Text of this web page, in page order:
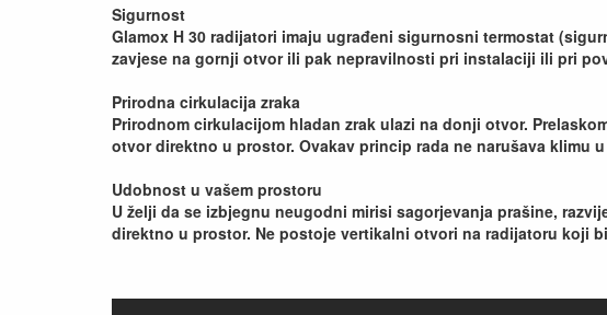
Sigurnost
Glamox H 30 radijatori imaju ugrađeni sigurnosni termostat
zavjese na gornji otvor ili pak nepravilnosti pri instalaciji ili pri
Prirodna cirkulacija zraka
Prirodnom cirkulacijom hladan zrak ulazi na donji otvor.
otvor direktno u prostor. Ovakav princip rada ne narušava klimu
Udobnost u vašem prostoru
U želji da se izbjegnu neugodni mirisi sagorjevanja prašine,
direktno u prostor. Ne postoje vertikalni otvori na radijatoru koji